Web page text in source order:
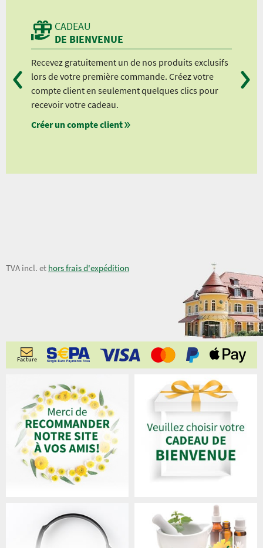
CADEAU
DE BIENVENUE
Recevez gratuitement un de nos produits exclusifs
lors de votre première commande. Créez votre
compte client en seulement quelques clics pour
recevoir votre cadeau.
Créer un compte client
3,95 €
TVA incl. et hors frais d'expédition
Facture